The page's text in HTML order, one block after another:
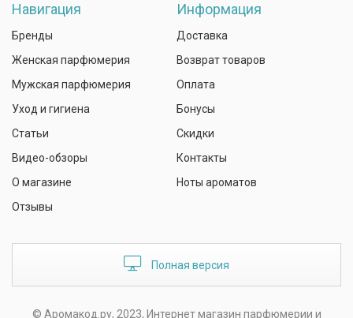
Навигация
Бренды
Женская парфюмерия
Мужская парфюмерия
Уход и гигиена
Статьи
Видео-обзоры
О магазине
Отзывы
Информация
Доставка
Возврат товаров
Оплата
Бонусы
Скидки
Контакты
Ноты ароматов
Полная версия
© Аромакод.ру, 2023, Интернет магазин парфюмерии и